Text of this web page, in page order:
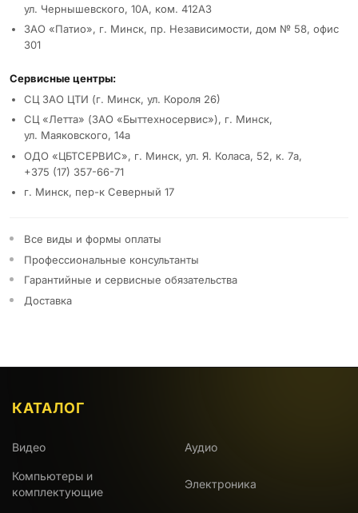
ул. Чернышевского, 10А, ком. 412А3
ЗАО «Патио», г. Минск, пр. Независимости, дом № 58, офис
301
Сервисные центры:
СЦ ЗАО ЦТИ (г. Минск, ул. Короля 26)
СЦ «Летта» (ЗАО «Быттехносервис»), г. Минск,
ул. Маяковского, 14а
ОДО «ЦБТСЕРВИС», г. Минск, ул. Я. Коласа, 52, к. 7а,
+375 (17) 357-66-71
г. Минск, пер-к Северный 17
Все виды и формы оплаты
Профессиональные консультанты
Гарантийные и сервисные обязательства
Доставка
КАТАЛОГ
Видео Аудио
Компьютеры и
комплектующие
Электроника